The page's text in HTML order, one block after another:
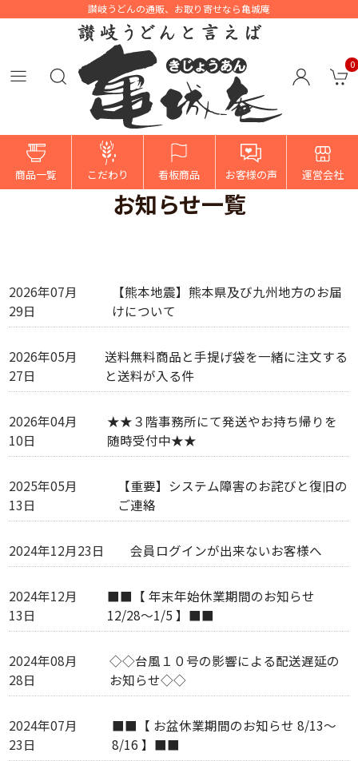
讃岐うどんの通販、お取り寄せなら亀城庵
0
商品一覧 こだわり 看板商品 お客様の声 運営会社
HOME>
お知らせ一覧
2026年07月
29日
【熊本地震】熊本県及び九州地方のお届
けについて
2026年05月
27日
送料無料商品と手提げ袋を一緒に注文する
と送料が入る件
2026年04月
10日
★★３階事務所にて発送やお持ち帰りを
随時受付中★★
2025年05月
13日
【重要】システム障害のお詫びと復旧の
ご連絡
2024年12月23日 会員ログインが出来ないお客様へ
2024年12月
13日
■■【 年末年始休業期間のお知らせ
12/28～1/5 】■■
2024年08月
28日
◇◇台風１０号の影響による配送遅延の
お知らせ◇◇
2024年07月
23日
■■【 お盆休業期間のお知らせ 8/13～
8/16 】■■